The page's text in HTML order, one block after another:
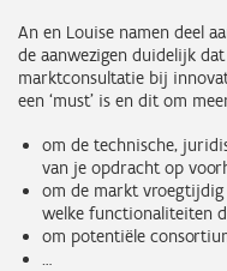
An en Louise namen deel
de aanwezigen duidelijk
marktconsultatie bij
een ‘must’ is en dit om
om de technische,
van je opdracht op
om de markt
welke functionaliteiten
om potentiële
…